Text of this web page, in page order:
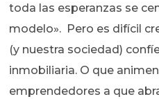
toda las esperanzas se
modelo». Pero es difícil
(y nuestra sociedad)
inmobiliaria. O que
emprendedores a que